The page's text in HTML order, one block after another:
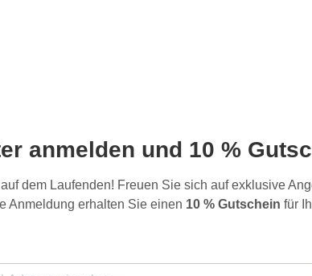
anmelden und 10 %
dem Laufenden! Freuen Sie sich auf exklusive
Anmeldung erhalten Sie einen 10 % Gutschein für